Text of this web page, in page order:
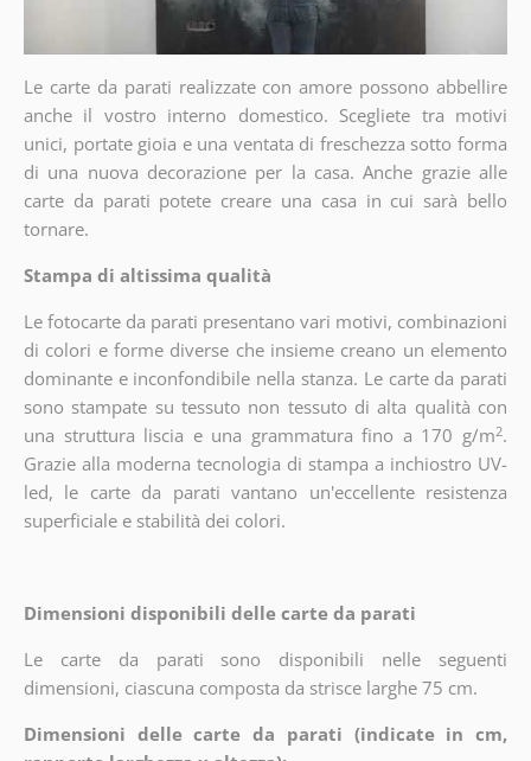
Le carte da parati realizzate con amore possono abbellire
anche il vostro interno domestico. Scegliete tra motivi
unici, portate gioia e una ventata di freschezza sotto forma
di una nuova decorazione per la casa. Anche grazie alle
carte da parati potete creare una casa in cui sarà bello
tornare.
Stampa di altissima qualità
Le fotocarte da parati presentano vari motivi, combinazioni
di colori e forme diverse che insieme creano un elemento
dominante e inconfondibile nella stanza. Le carte da parati
sono stampate su tessuto non tessuto di alta qualità con
una struttura liscia e una grammatura fino a 170 g/m2.
Grazie alla moderna tecnologia di stampa a inchiostro UV-
led, le carte da parati vantano un'eccellente resistenza
superficiale e stabilità dei colori.
Dimensioni disponibili delle carte da parati
Le carte da parati sono disponibili nelle seguenti
dimensioni, ciascuna composta da strisce larghe 75 cm.
Dimensioni delle carte da parati (indicate in cm,